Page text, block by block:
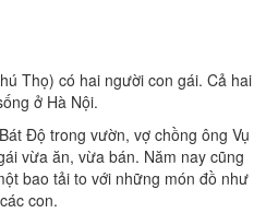
Thọ) có hai người con gái. Cả hai
ở Hà Nội.
Độ trong vườn, vợ chồng ông Vụ
vừa ăn, vừa bán. Năm nay cũng
bao tải to với những món đồ như
con.